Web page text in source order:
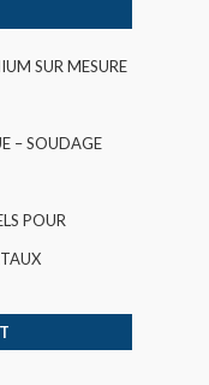
SUR MESURE
– SOUDAGE
POUR